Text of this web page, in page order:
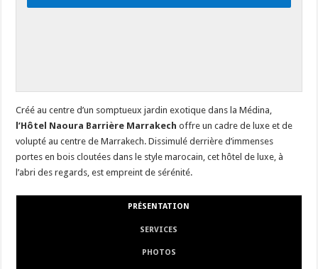
Créé au centre d’un somptueux jardin exotique dans la Médina,
l’Hôtel Naoura Barrière Marrakech offre un cadre de luxe et de
volupté au centre de Marrakech. Dissimulé derrière d’immenses
portes en bois cloutées dans le style marocain, cet hôtel de luxe, à
l’abri des regards, est empreint de sérénité.
PRÉSENTATION
SERVICES
PHOTOS